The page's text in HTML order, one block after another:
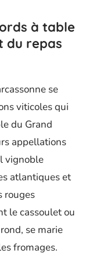
à table
du repas
se
viticoles qui
du Grand
appellations
vignoble
atlantiques et
rouges
le cassoulet ou
se marie
fromages.